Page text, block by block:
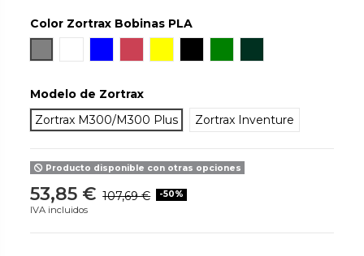
Color Zortrax Bobinas PLA
Modelo de Zortrax
Zortrax M300/M300 Plus
Zortrax Inventure
Producto disponible con otras opciones
53,85 € 107,69 € -50%
IVA incluidos